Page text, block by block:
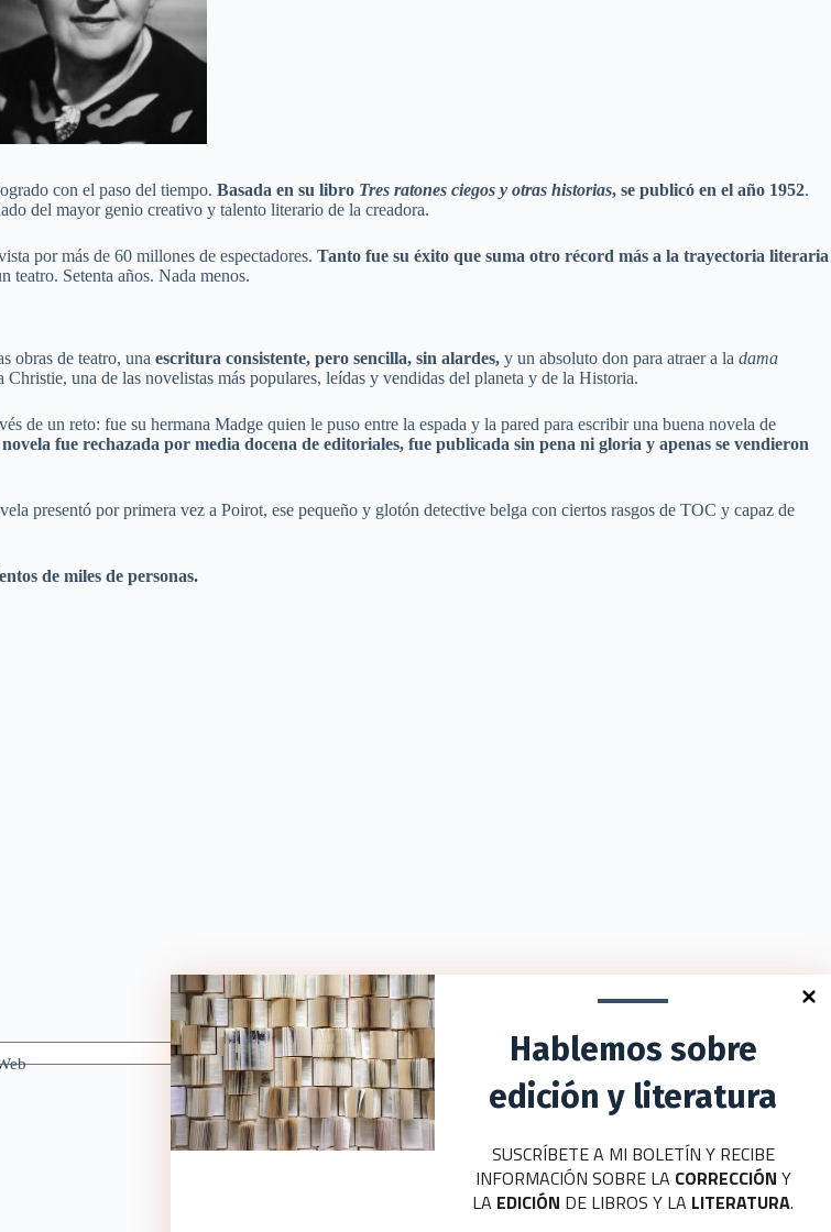
con el paso del tiempo. Basada en su libro Tres ratones ciegos y otras historias, se publicó en el año 1952.
del mayor genio creativo y talento literario de la creadora.
por más de 60 millones de espectadores. Tanto fue su éxito que suma otro récord más a la trayectoria literaria
teatro. Setenta años. Nada menos.
obras de teatro, una escritura consistente, pero sencilla, sin alardes, y un absoluto don para atraer a la dama
una de las novelistas más populares, leídas y vendidas del planeta y de la Historia.
de un reto: fue su hermana Madge quien le puso entre la espada y la pared para escribir una buena novela de
fue rechazada por media docena de editoriales, fue publicada sin pena ni gloria y apenas se vendieron
presentó por primera vez a Poirot, ese pequeño y glotón detective belga con ciertos rasgos de TOC y capaz de
de miles de personas.
Hablemos sobre
edición y literatura
SUSCRÍBETE A MI BOLETÍN Y RECIBE
INFORMACIÓN SOBRE LA CORRECCIÓN Y
LA EDICIÓN DE LIBROS Y LA LITERATURA.